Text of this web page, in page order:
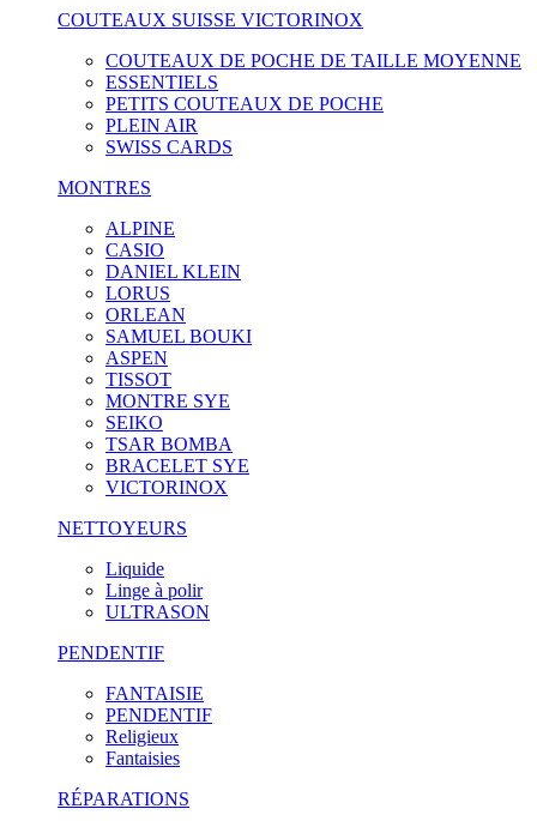
COUTEAUX SUISSE VICTORINOX
COUTEAUX DE POCHE DE TAILLE MOYENNE
ESSENTIELS
PETITS COUTEAUX DE POCHE
PLEIN AIR
SWISS CARDS
MONTRES
ALPINE
CASIO
DANIEL KLEIN
LORUS
ORLEAN
SAMUEL BOUKI
ASPEN
TISSOT
MONTRE SYE
SEIKO
TSAR BOMBA
BRACELET SYE
VICTORINOX
NETTOYEURS
Liquide
Linge à polir
ULTRASON
PENDENTIF
FANTAISIE
PENDENTIF
Religieux
Fantaisies
RÉPARATIONS